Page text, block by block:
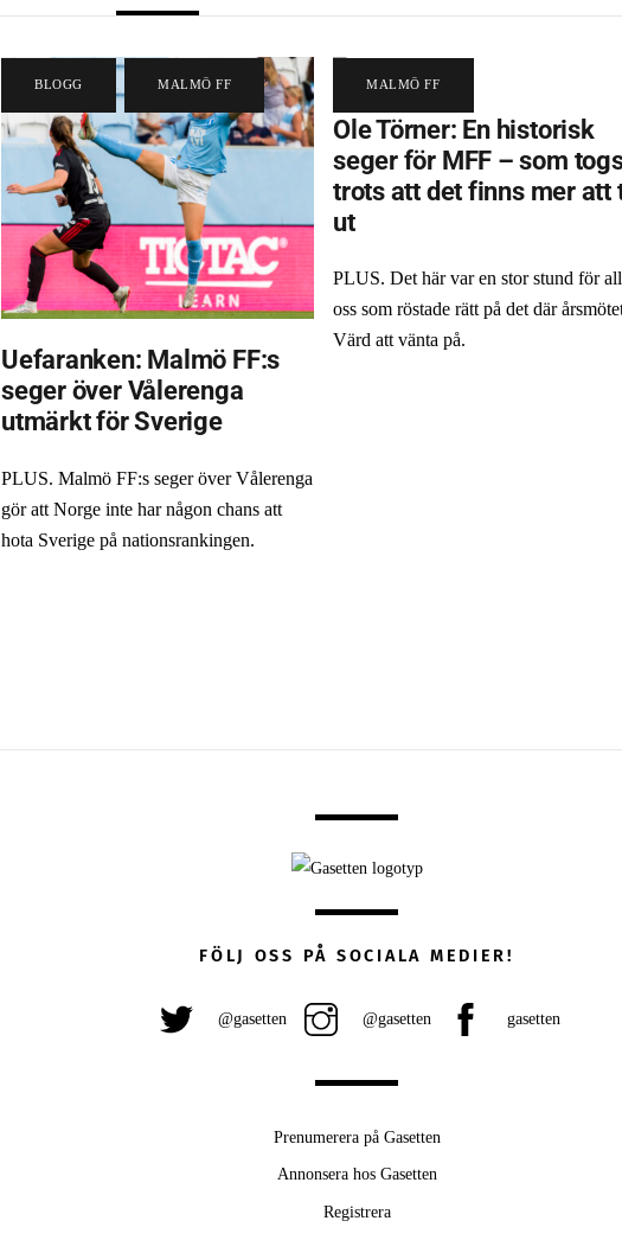
BLOGG MALMÖ FF
Uefaranken: Malmö FF:s
seger över Vålerenga
utmärkt för Sverige
PLUS. Malmö FF:s seger över Vålerenga
gör att Norge inte har någon chans att
hota Sverige på nationsrankingen.
MALMÖ FF
Ole Törner: En historisk
seger för MFF – som
trots att det finns mer att
ut
PLUS. Det här var en stor stund för
oss som röstade rätt på det där
Värd att vänta på.
FÖLJ OSS PÅ SOCIALA MEDIER!
@gasetten @gasetten gasetten
Prenumerera på Gasetten
Annonsera hos Gasetten
Registrera